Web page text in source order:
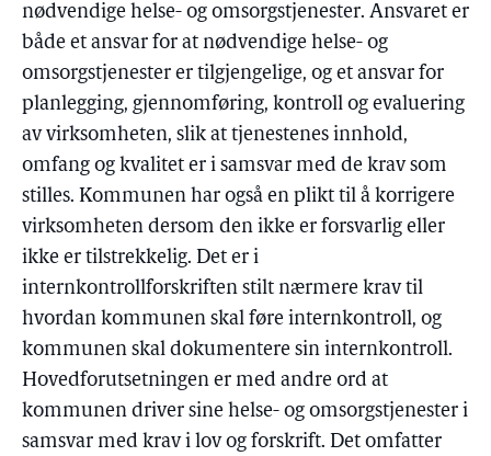
nødvendige helse- og omsorgstjenester. Ansvaret er
både et ansvar for at nødvendige helse- og
omsorgstjenester er tilgjengelige, og et ansvar for
planlegging, gjennomføring, kontroll og evaluering
av virksomheten, slik at tjenestenes innhold,
omfang og kvalitet er i samsvar med de krav som
stilles. Kommunen har også en plikt til å korrigere
virksomheten dersom den ikke er forsvarlig eller
ikke er tilstrekkelig. Det er i
internkontrollforskriften stilt nærmere krav til
hvordan kommunen skal føre internkontroll, og
kommunen skal dokumentere sin internkontroll.
Hovedforutsetningen er med andre ord at
kommunen driver sine helse- og omsorgstjenester i
samsvar med krav i lov og forskrift. Det omfatter